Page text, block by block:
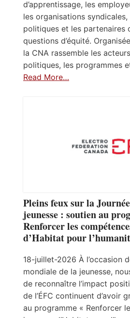
d’apprentissage, les
les organisations
politiques et les partenaires
questions d’équité.
la CNA rassemble les
politiques, les programmes
Read More…
Pleins feux sur la
jeunesse : soutien au
Renforcer les
d’Habitat pour
18-juillet-2026 À l’occasion
mondiale de la jeunesse,
de reconnaître l’impact
de l’ÉFC continuent d’avoir
au programme « Renforcer